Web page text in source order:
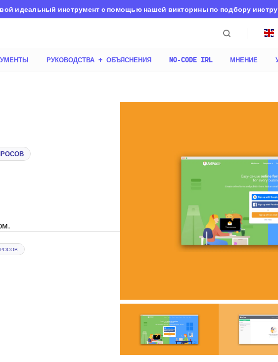
идеальный инструмент с помощью нашей викторины по подбору
РУКОВОДСТВА + ОБЪЯСНЕНИЯ NO-CODE IRL МНЕНИЕ